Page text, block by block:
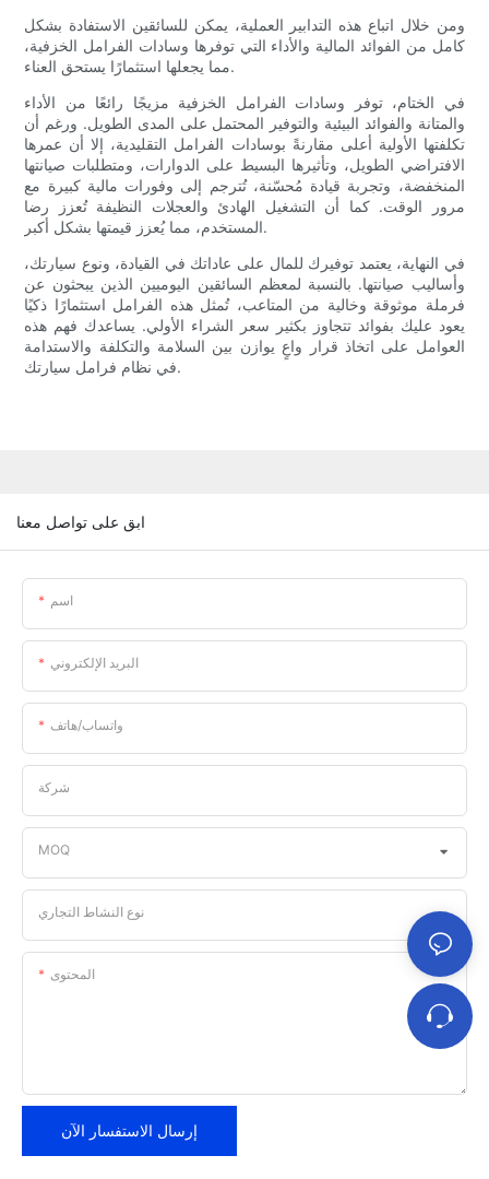
ومن خلال اتباع هذه التدابير العملية، يمكن للسائقين الاستفادة بشكل
كامل من الفوائد المالية والأداء التي توفرها وسادات الفرامل الخزفية،
مما يجعلها استثمارًا يستحق العناء.
في الختام، توفر وسادات الفرامل الخزفية مزيجًا رائعًا من الأداء
والمتانة والفوائد البيئية والتوفير المحتمل على المدى الطويل. ورغم أن
تكلفتها الأولية أعلى مقارنةً بوسادات الفرامل التقليدية، إلا أن عمرها
الافتراضي الطويل، وتأثيرها البسيط على الدوارات، ومتطلبات صيانتها
المنخفضة، وتجربة قيادة مُحسّنة، تُترجم إلى وفورات مالية كبيرة مع
مرور الوقت. كما أن التشغيل الهادئ والعجلات النظيفة تُعزز رضا
المستخدم، مما يُعزز قيمتها بشكل أكبر.
في النهاية، يعتمد توفيرك للمال على عاداتك في القيادة، ونوع سيارتك،
وأساليب صيانتها. بالنسبة لمعظم السائقين اليوميين الذين يبحثون عن
فرملة موثوقة وخالية من المتاعب، تُمثل هذه الفرامل استثمارًا ذكيًا
يعود عليك بفوائد تتجاوز بكثير سعر الشراء الأولي. يساعدك فهم هذه
العوامل على اتخاذ قرار واعٍ يوازن بين السلامة والتكلفة والاستدامة
في نظام فرامل سيارتك.
ابق على تواصل معنا
اسم
البريد الإلكتروني
واتساب/هاتف
شركة
MOQ
نوع النشاط التجاري
المحتوى
إرسال الاستفسار الآن